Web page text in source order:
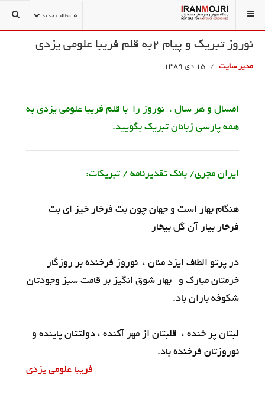
0 مطالب جدید شما اینجا هستید: درباره ما نمونه های زیبای تبریکات نوروزی
نوروز تبریک و پیام 2به قلم فریبا علومی یزدی
مدیر سایت 15 دی 1389
امسال و هر سال ، نوروز را با قلم فریبا علومی یزدی به
همه پارسی زبانان تبریک بگویید.
ایران مجری/ بانک تقدیرنامه / تبریکات:
هنگام بهار است و جهان چون بت فرخار خیز ای بت
فرخار بیار آن گل بیخار
در پرتو الطاف ایزد منان ، نوروز فرخنده بر روزگار
خرمتان مبارک و بهار شوق انگیز بر قامت سبز وجودتان
شکوفه باران باد.
لبتان پر خنده ، قلبتان از مهر آکنده ، دولتتان پاینده و
نوروزتان فرخنده باد.
فریبا علومی یزدی